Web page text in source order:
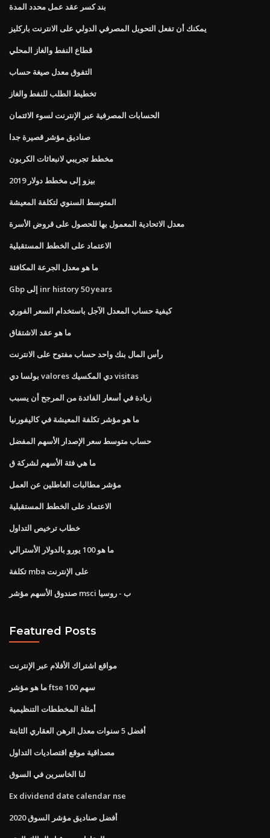
بند كسر عقد عمل محدد المدة
يمكنك أن تفعل التحويل المصرفي الدولي على الانترنت باركليز
قطاع النفط والغاز المحلي
التفوق معدل صيغة حساب
تخطيط الطلب للنفط والغاز
الحسابات المصرفية عبر الإنترنت لسوء الائتمان
صناديق مؤشر قصيرة جدا
مخطط تجريبي لانبعاثات الكربون
بيزو إلى مخطط دولار 2019
المتوسط ​​السنوي لتكلفة المعيشة
معدل الاتحادية المعمول بها للحصول على قروض الأسرة
الاعتماد على الخطط المستقبلية
ما هو معدل الجرعة المكافئة
Gbp إلى inr history 50 years
كيفية حساب المعدل الآجل باستخدام السعر الفوري
ما هو عقد الاشتقاق
رأس المال بنك واحد حساب مفتوح على الانترنت
بولسا دي valores دي المكسيك visitas
زيادة في أسعار الفائدة من المرجح أن يسبب
ما هو مؤشر تكلفة المعيشة في كاليفورنيا
حساب متوسط ​​سعر الإصدار الأسهم المفضل
ما هي فئة الأسهم لشركة ق
مؤشر مطالبات العاطلين عن العمل
الاعتماد على الخطط المستقبلية
خطاب ترخيص التداول
ما هو 100 يورو بالدولار الأسترالي
تكلفة mba على الإنترنت
صندوق الأسهم مؤشر msci ب - روسيا
Featured Posts
مواقع اشتراك الأفلام عبر الإنترنت
ما هو مؤشر ftse 100 سهم
أمثلة المخططات التنظيمية
أفضل 5 سنوات معدل الرهن العقاري الثابتة
مصداقية موقع اقتصاديات التداول
لنا الخاسرين في السوق
Ex dividend date calendar nse
أفضل صناديق مؤشر السوق 2020